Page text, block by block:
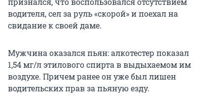
водителя, сел за руль «скорой» и поехал на
свидание к своей даме.
Мужчина оказался пьян: алкотестер показал
1,54 мг/л этилового спирта в выдыхаемом им
воздухе. Причем ранее он уже был лишен
водительских прав за пьяную езду.